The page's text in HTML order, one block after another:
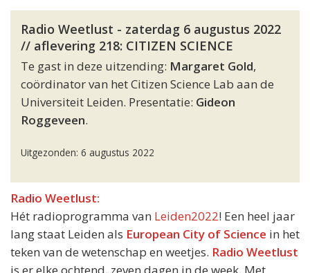
Radio Weetlust - zaterdag 6 augustus 2022
// aflevering 218: CITIZEN SCIENCE
Te gast in deze uitzending: Margaret Gold,
coördinator van het Citizen Science Lab aan de
Universiteit Leiden. Presentatie: Gideon
Roggeveen.
Uitgezonden: 6 augustus 2022
Radio Weetlust:
Hét radioprogramma van Leiden2022! Een heel jaar
lang staat Leiden als European City of Science in het
teken van de wetenschap en weetjes. Radio Weetlust